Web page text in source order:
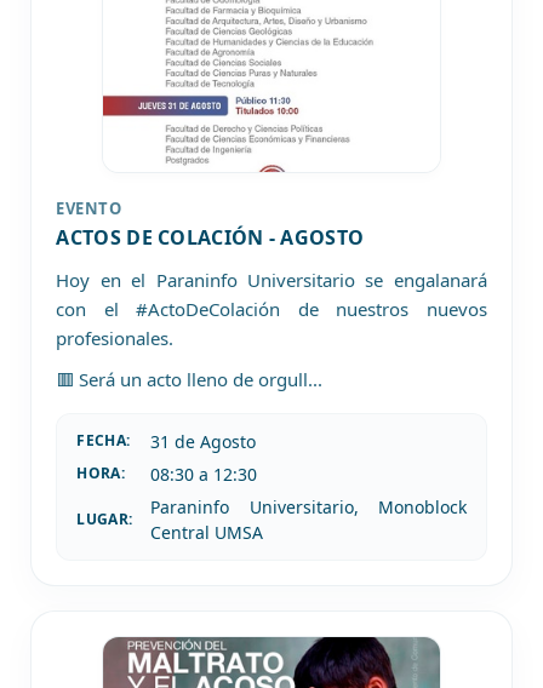
EVENTO
ACTOS DE COLACIÓN - AGOSTO
Hoy en el Paraninfo Universitario se engalanará
con el #ActoDeColación de nuestros nuevos
profesionales.
🟥 Será un acto lleno de orgull...
FECHA: 31 deAgosto
HORA: 08:30 a 12:30
LUGAR:
Paraninfo Universitario, Monoblock
Central UMSA